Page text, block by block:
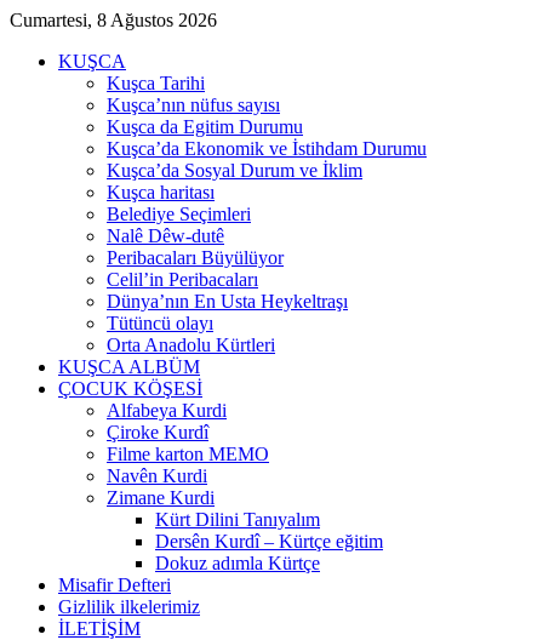
Cumartesi, 8 Ağustos 2026
KUŞCA
Kuşca Tarihi
Kuşca’nın nüfus sayısı
Kuşca da Egitim Durumu
Kuşca’da Ekonomik ve İstihdam Durumu
Kuşca’da Sosyal Durum ve İklim
Kuşca haritası
Belediye Seçimleri
Nalê Dêw-dutê
Peribacaları Büyülüyor
Celil’in Peribacaları
Dünya’nın En Usta Heykeltraşı
Tütüncü olayı
Orta Anadolu Kürtleri
KUŞCA ALBÜM
ÇOCUK KÖŞESİ
Alfabeya Kurdi
Çiroke Kurdî
Filme karton MEMO
Navên Kurdi
Zimane Kurdi
Kürt Dilini Tanıyalım
Dersên Kurdî – Kürtçe eğitim
Dokuz adımla Kürtçe
Misafir Defteri
Gizlilik ilkelerimiz
İLETİŞİM